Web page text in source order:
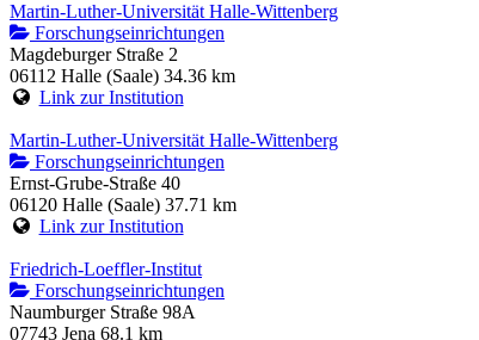
Martin-Luther-Universität Halle-Wittenberg
Forschungseinrichtungen
Magdeburger Straße 2
06112 Halle (Saale) 34.36 km
Link zur Institution
Martin-Luther-Universität Halle-Wittenberg
Forschungseinrichtungen
Ernst-Grube-Straße 40
06120 Halle (Saale) 37.71 km
Link zur Institution
Friedrich-Loeffler-Institut
Forschungseinrichtungen
Naumburger Straße 98A
07743 Jena 68.1 km